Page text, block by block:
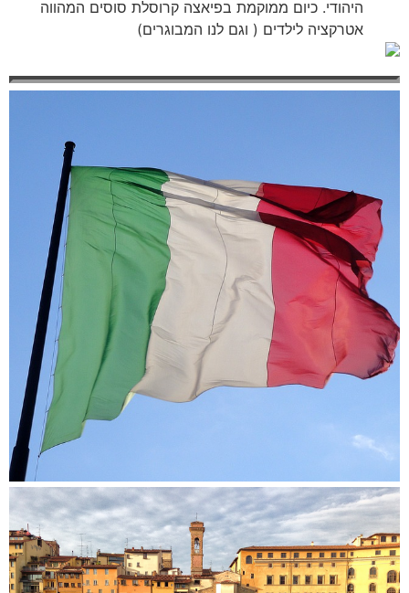
היהודי. כיום ממוקמת בפיאצה קרוסלת סוסים המהווה
אטרקציה לילדים ( וגם לנו המבוגרים)